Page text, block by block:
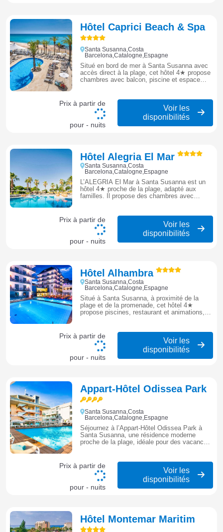
Hôtel Caprici Beach & Spa
Santa Susanna,Costa
Barcelona,Catalogne,Espagne
Situé en bord de mer à Santa Susanna avec
accès direct à la plage, cet hôtel 4★ propose
chambres avec balcon, piscine et espace
Prix à partir de
pour - nuits
Voir les
disponibilités
Hôtel Alegria El Mar
Santa Susanna,Costa
Barcelona,Catalogne,Espagne
L’ALEGRIA El Mar à Santa Susanna est un
hôtel 4★ proche de la plage, adapté aux
familles. Il propose des chambres avec
Prix à partir de
pour - nuits
Voir les
disponibilités
Hôtel Alhambra
Santa Susanna,Costa
Barcelona,Catalogne,Espagne
Situé à Santa Susanna, à proximité de la
plage et de la promenade, cet hôtel 4★
propose piscines, restaurant et animations,
Prix à partir de
pour - nuits
Voir les
disponibilités
Appart-Hôtel Odissea Park
Santa Susanna,Costa
Barcelona,Catalogne,Espagne
Séjournez à l’Appart-Hôtel Odissea Park à
Santa Susanna, une résidence moderne
proche de la plage, idéale pour des vacances
Prix à partir de
pour - nuits
Voir les
disponibilités
Hôtel Montemar Maritim